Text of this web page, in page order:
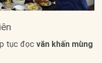
tục đọc văn khấn mùng